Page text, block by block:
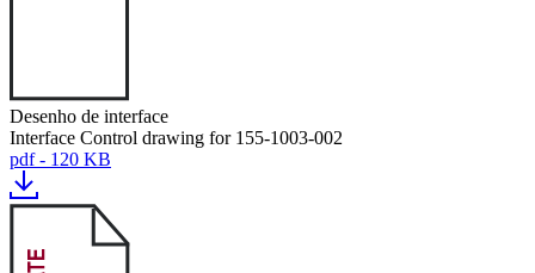
Desenho de interface
Interface Control drawing for 155-1003-002
pdf - 120 KB